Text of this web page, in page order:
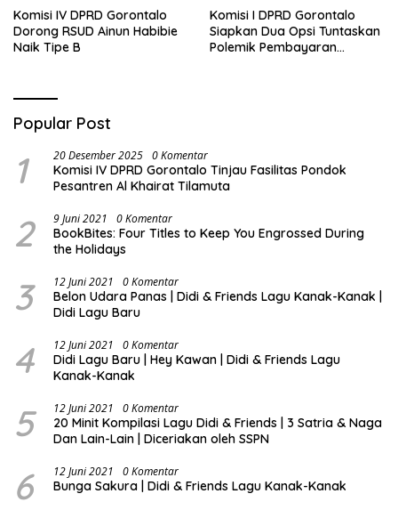
Komisi IV DPRD Gorontalo
Dorong RSUD Ainun Habibie
Naik Tipe B
Komisi I DPRD Gorontalo
Siapkan Dua Opsi Tuntaskan
Polemik Pembayaran
Popular Post
1 20 Desember 2025 0 Komentar
Komisi IV DPRD Gorontalo Tinjau Fasilitas Pondok
Pesantren Al Khairat Tilamuta
2 9 Juni 2021 0 Komentar
BookBites: Four Titles to Keep You Engrossed During
the Holidays
3 12 Juni 2021 0 Komentar
Belon Udara Panas | Didi & Friends Lagu Kanak-Kanak |
Didi Lagu Baru
4 12 Juni 2021 0 Komentar
Didi Lagu Baru | Hey Kawan | Didi & Friends Lagu
Kanak-Kanak
5 12 Juni 2021 0 Komentar
20 Minit Kompilasi Lagu Didi & Friends | 3 Satria & Naga
Dan Lain-Lain | Diceriakan oleh SSPN
6 12 Juni 2021 0 Komentar
Bunga Sakura | Didi & Friends Lagu Kanak-Kanak